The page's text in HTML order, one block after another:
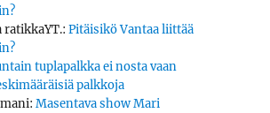
ratikkaYT.:Pitäisikö Vantaa liittää
tuplapalkka ei nosta vaan
palkkoja
:Masentava show Mari